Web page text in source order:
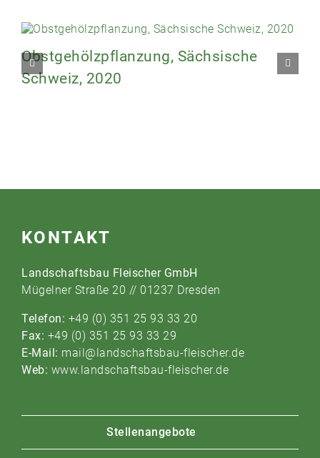
Obstgehölzpflanzung, Sächsische
Schweiz, 2020
KONTAKT
Landschaftsbau Fleischer GmbH
Mügelner Straße 20 // 01237 Dresden
Telefon: +49 (0) 351 25 93 33 20
Fax: +49 (0) 351 25 93 33 29
E-Mail: mail@landschaftsbau-fleischer.de
Web: www.landschaftsbau-fleischer.de
Stellenangebote